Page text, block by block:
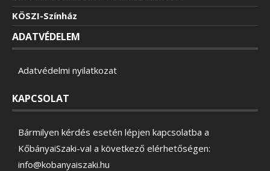
KÖSZI-Színház
ADATVÉDELEM
Adatvédelmi nyilatkozat
KAPCSOLAT
Bármilyen kérdés esetén lépjen kapcsolatba a
KőbányaiSzaki-val a következő elérhetőségen:
info@kobanyaiszaki.hu